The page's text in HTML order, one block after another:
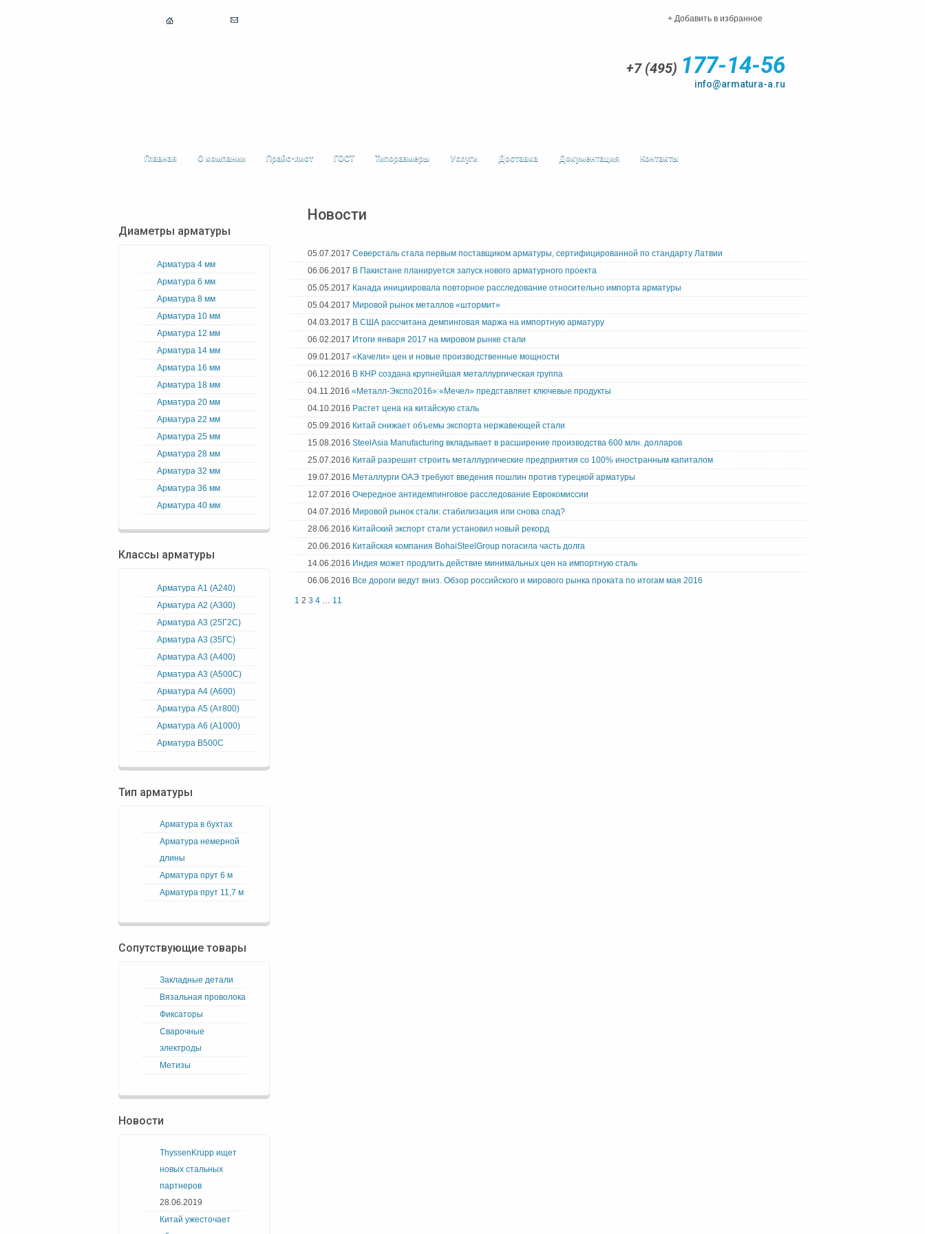
+ Добавить в избранное
+7 (495) 177-14-56
info@armatura-a.ru
Главная О компании Прайс-лист ГОСТ Типоразмеры Услуги Доставка Документация Контакты
Диаметры арматуры
Арматура 4 мм
Арматура 6 мм
Арматура 8 мм
Арматура 10 мм
Арматура 12 мм
Арматура 14 мм
Арматура 16 мм
Арматура 18 мм
Арматура 20 мм
Арматура 22 мм
Арматура 25 мм
Арматура 28 мм
Арматура 32 мм
Арматура 36 мм
Арматура 40 мм
Классы арматуры
Арматура А1 (А240)
Арматура А2 (А300)
Арматура А3 (25Г2С)
Арматура А3 (35ГС)
Арматура А3 (А400)
Арматура А3 (А500С)
Арматура А4 (А600)
Арматура А5 (Ат800)
Арматура А6 (А1000)
Арматура В500С
Тип арматуры
Арматура в бухтах
Арматура немерной
длины
Арматура прут 6 м
Арматура прут 11,7 м
Сопутствующие товары
Закладные детали
Вязальная проволока
Фиксаторы
Сварочные
электроды
Метизы
Новости
ThyssenKrupp ищет
новых стальных
партнеров
28.06.2019
Китай ужесточает
Новости
05.07.2017 Северсталь стала первым поставщиком арматуры, сертифицированной по стандарту Латвии
06.06.2017 В Пакистане планируется запуск нового арматурного проекта
05.05.2017 Канада инициировала повторное расследование относительно импорта арматуры
05.04.2017 Мировой рынок металлов «штормит»
04.03.2017 В США рассчитана демпинговая маржа на импортную арматуру
06.02.2017 Итоги января 2017 на мировом рынке стали
09.01.2017 «Качели» цен и новые производственные мощности
06.12.2016 В КНР создана крупнейшая металлургическая группа
04.11.2016 «Металл-Экспо2016»:«Мечел» представляет ключевые продукты
04.10.2016 Растет цена на китайскую сталь
05.09.2016 Китай снижает объемы экспорта нержавеющей стали
15.08.2016 SteelAsia Manufacturing вкладывает в расширение производства 600 млн. долларов
25.07.2016 Китай разрешит строить металлургические предприятия со 100% иностранным капиталом
19.07.2016 Металлурги ОАЭ требуют введения пошлин против турецкой арматуры
12.07.2016 Очередное антидемпинговое расследование Еврокомиссии
04.07.2016 Мировой рынок стали: стабилизация или снова спад?
28.06.2016 Китайский экспорт стали установил новый рекорд
20.06.2016 Китайская компания BohaiSteelGroup погасила часть долга
14.06.2016 Индия может продлить действие минимальных цен на импортную сталь
06.06.2016 Все дороги ведут вниз. Обзор российского и мирового рынка проката по итогам мая 2016
1 2 3 4 … 11